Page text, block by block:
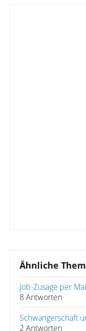
Ähnliche
Job-Zusage per
8 Antworten
Schwangerschaft
2 Antworten